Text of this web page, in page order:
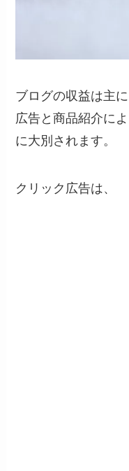
ブログの収益は主
広告と商品紹介に
に大別されます。
クリック広告は、